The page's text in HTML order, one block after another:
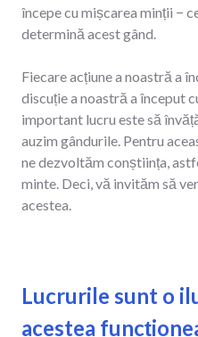
începe cu mișcarea minții −
determină acest gând.
Fiecare acțiune a noastră a
discuție a noastră a început
important lucru este să
auzim gândurile. Pentru
ne dezvoltăm conștiința,
minte. Deci, vă invităm să
acestea.
Lucrurile sunt o
acestea